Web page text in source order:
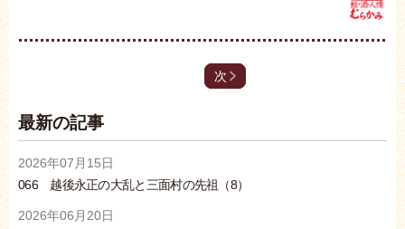
次
最新の記事
2026年07月15日
066 越後永正の大乱と三面村の先祖（8）
2026年06月20日